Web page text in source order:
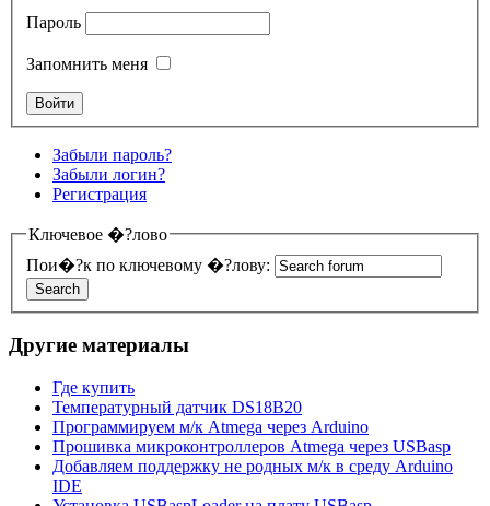
Пароль
Запомнить меня
Забыли пароль?
Забыли логин?
Регистрация
Ключевое �?лово
Пои�?к по ключевому �?лову:
Другие материалы
Где купить
Температурный датчик DS18B20
Программируем м/к Atmega через Arduino
Прошивка микроконтроллеров Atmega через USBasp
Добавляем поддержку не родных м/к в среду Arduino
IDE